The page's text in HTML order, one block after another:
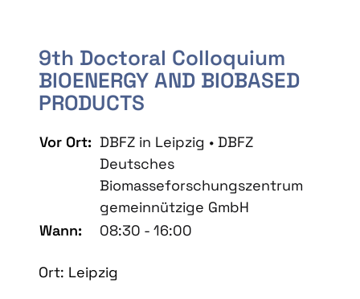
9th Doctoral Colloquium
BIOENERGY AND BIOBASED
PRODUCTS
Vor Ort: DBFZ in Leipzig • DBFZ
Deutsches
Biomasseforschungszentrum
gemeinnützige GmbH
Wann:
08:30 - 16:00
Ort: Leipzig